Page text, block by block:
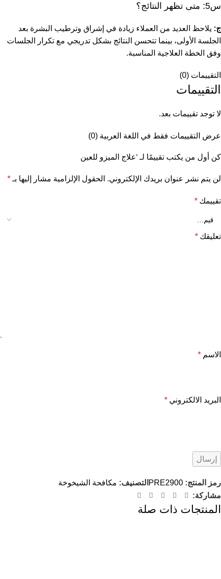
س5: متى تظهر النتائج؟
ج: يلاحظ العديد من العملاء زيادة في إشراق وترطيب البشرة بعد
الجلسة الأولى، بينما تتحسن النتائج بشكل تدريجي مع تكرار الجلسات
وفق الخطة العلاجية المناسبة.
التقييمات (0)
التقييمات
لا توجد تقييمات بعد.
عرض التقييمات فقط في اللغة العربية (0)
كن أول من يكتب تقييمًا لـ 'علاج الميزو للعين
لن يتم نشر عنوان بريدك الإلكتروني. الحقول الإلزامية مشار إليها بـ *
تقييمك *
تعليقك *
الاسم *
البريد الالكتروني *
رمز المنتج: PRE2900 التصنيف: مكافحة الشيخوخة
مشاركة:
المنتجات ذات صلة